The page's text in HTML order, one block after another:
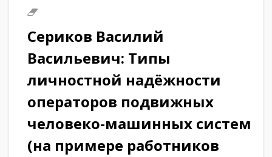
Сериков Василий
Васильевич: Типы
личностной надёжности
операторов подвижных
человеко-машинных систем
(на примере работников